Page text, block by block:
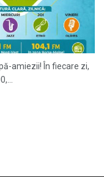
amiezii! În fiecare zi,